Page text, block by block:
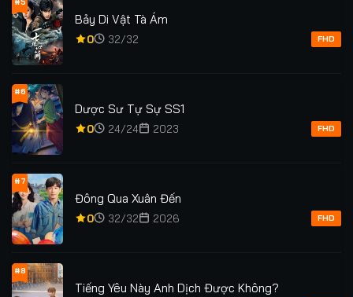
Bảy Di Vật Tà Ám
0 32/32 FHD
#6
Dược Sư Tự Sự SS1
0 24/24 2023 FHD
#7
Đông Qua Xuân Đến
0 32/32 2026 FHD
#8
Tiếng Yêu Này Anh Dịch Được Không?